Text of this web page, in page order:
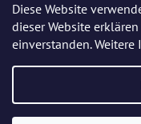
Diese Website
dieser Website
einverstanden.
Čeština
Język polski
Português
Nederlands